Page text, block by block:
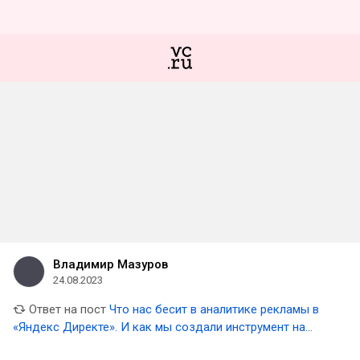
Владимир Мазуров
24.08.2023
Ответ на пост Что нас бесит в аналитике рекламы в
«Яндекс Директе». И как мы создали инструмент на